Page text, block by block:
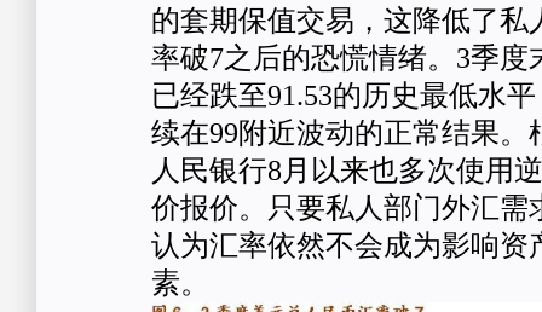
的套期保值交易，这降低了私
率破7之后的恐慌情绪。3季度
已经跌至91.53的历史最低水
续在99附近波动的正常结果。
人民银行8月以来也多次使用
价报价。只要私人部门外汇需
认为汇率依然不会成为影响资
素。